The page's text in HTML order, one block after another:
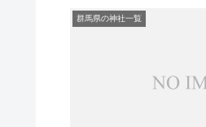
群馬県の神社一覧